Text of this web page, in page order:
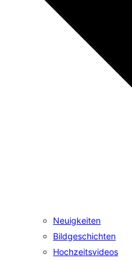
Neuigkeiten
Bildgeschichten
Hochzeitsvideos